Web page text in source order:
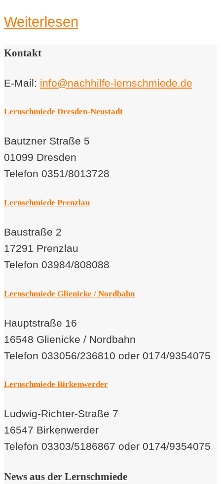
Weiterlesen
Kontakt
E-Mail: info@nachhilfe-lernschmiede.de
Lernschmiede Dresden-Neustadt
Bautzner Straße 5
01099 Dresden
Telefon 0351/8013728
Lernschmiede Prenzlau
Baustraße 2
17291 Prenzlau
Telefon 03984/808088
Lernschmiede Glienicke / Nordbahn
Hauptstraße 16
16548 Glienicke / Nordbahn
Telefon 033056/236810 oder 0174/9354075
Lernschmiede Birkenwerder
Ludwig-Richter-Straße 7
16547 Birkenwerder
Telefon 03303/5186867 oder 0174/9354075
News aus der Lernschmiede